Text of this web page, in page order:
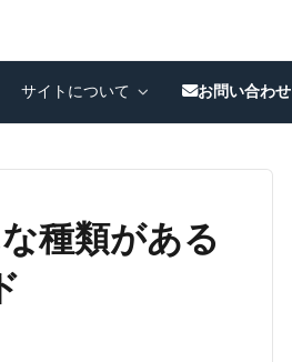
サイトについて お問い合わせ
種類がある